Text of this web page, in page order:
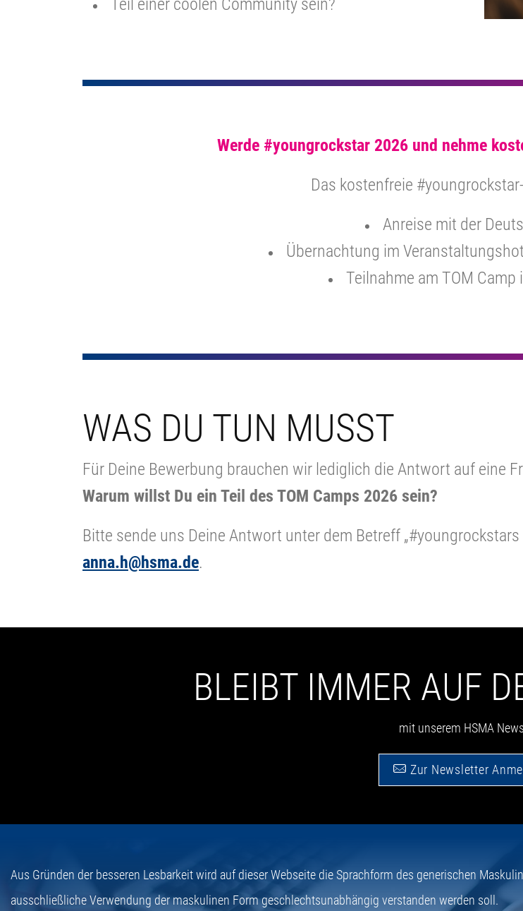
Teil einer coolen Community sein?
Werde #youngrockstar 2026 und nehme
Das kostenfreie
Anreise mit der
Übernachtung im
Teilnahme am TOM Camp
WAS DU TUN MUSST
Für Deine Bewerbung brauchen wir lediglich die Antwort auf eine
Warum willst Du ein Teil des TOM Camps 2026 sein?
Bitte sende uns Deine Antwort unter dem Betreff
anna.h@hsma.de.
BLEIBT IMMER AUF
mit unserem HSMA
Zur Newsletter
Aus Gründen der besseren Lesbarkeit wird auf dieser Webseite die Sprachform des generischen
ausschließliche Verwendung der maskulinen Form geschlechtsunabhängig verstanden werden soll.